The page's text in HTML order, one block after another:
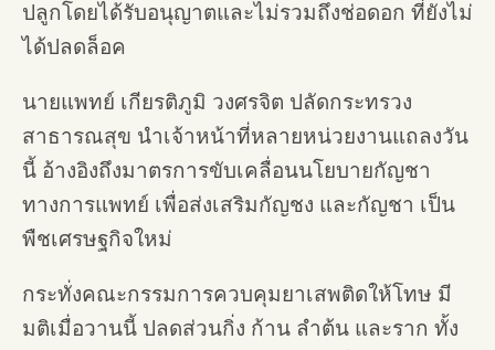
ปลูกโดยได้รับอนุญาตและไม่รวมถึงช่อดอก ที่ยังไม่
ได้ปลดล็อค
นายแพทย์ เกียรติภูมิ วงศรจิต ปลัดกระทรวง
สาธารณสุข นำเจ้าหน้าที่หลายหน่วยงานแถลงวัน
นี้ อ้างอิงถึงมาตรการขับเคลื่อนนโยบายกัญชา
ทางการแพทย์ เพื่อส่งเสริมกัญชง และกัญชา เป็น
พืชเศรษฐกิจใหม่
กระทั่งคณะกรรมการควบคุมยาเสพติดให้โทษ มี
มติเมื่อวานนี้ ปลดส่วนกิ่ง ก้าน ลำต้น และราก ทั้ง